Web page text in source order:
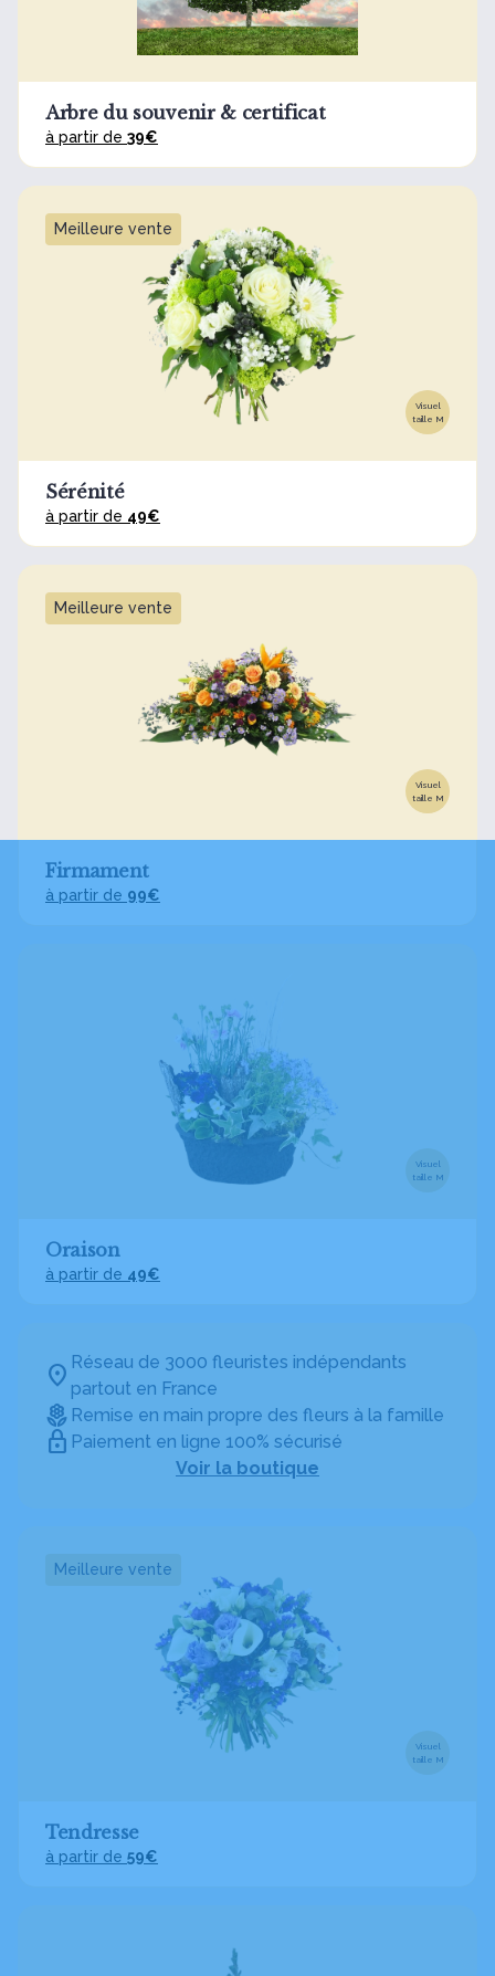
Réseau de 3000 fleuristes indépendants
partout en France
Remise en main propre des fleurs à la famille
Paiement en ligne 100% sécurisé
Voir la boutique
Arbre du souvenir & certificat
à partir de 39€
Meilleure vente
Visuel
taille M
Sérénité
à partir de 49€
Meilleure vente
Visuel
taille M
Firmament
à partir de 99€
Visuel
taille M
Oraison
à partir de 49€
Meilleure vente
Visuel
taille M
Tendresse
à partir de 59€